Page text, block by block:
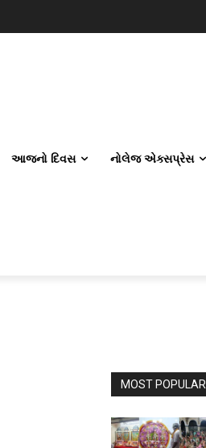
આજનો દિવસ નોલેજ એક્સપ્રેસ
MOST POPULAR